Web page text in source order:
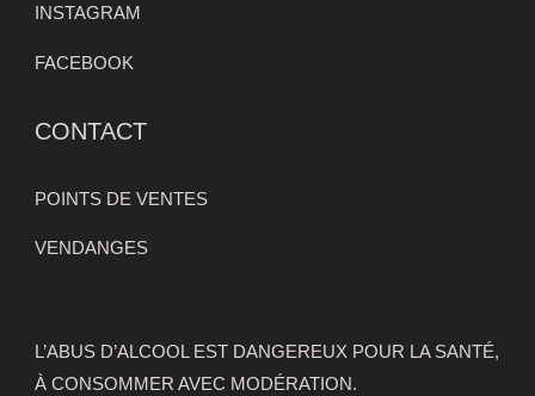
INSTAGRAM
FACEBOOK
CONTACT
POINTS DE VENTES
VENDANGES
L’ABUS D’ALCOOL EST DANGEREUX POUR LA SANTÉ,
À CONSOMMER AVEC MODÉRATION.